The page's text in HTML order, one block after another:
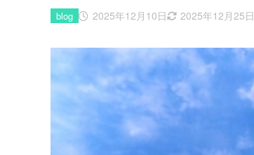
2025年12月10日 2025年12月25日
blog